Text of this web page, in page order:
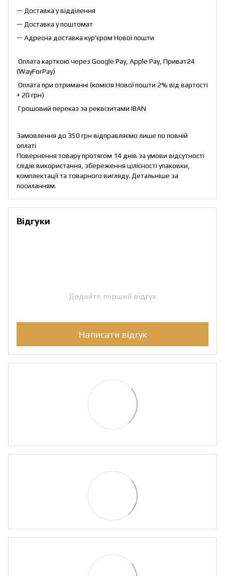
— Доставка у відділення
— Доставка у поштомат
— Адресна доставка кур'єром Нової пошти
Оплата карткою через Google Pay, Apple Pay, Приват24
(WayForPay)
Оплата при отриманні (комісія Нової пошти 2% від вартості
+ 20 грн)
Грошовий переказ за реквізитами IBAN
Замовлення до 350 грн відправляємо лише по повній
оплаті
Повернення товару протягом 14 днів за умови відсутності
слідів використання, збереження цілісності упаковки,
комплектації та товарного вигляду. Детальніше за
посиланням.
Відгуки
Додайте перший відгук
Написати відгук